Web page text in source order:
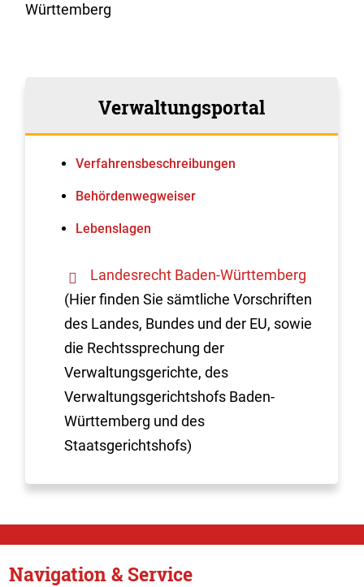
Württemberg
Verwaltungsportal
Verfahrens­beschreibungen
Behördenwegweiser
Lebenslagen
Landesrecht Baden-Württemberg
(Hier finden Sie sämtliche Vorschriften
des Landes, Bundes und der EU, sowie
die Rechtssprechung der
Verwaltungsgerichte, des
Verwaltungsgerichtshofs Baden-
Württemberg und des
Staatsgerichtshofs)
Navigation & Service